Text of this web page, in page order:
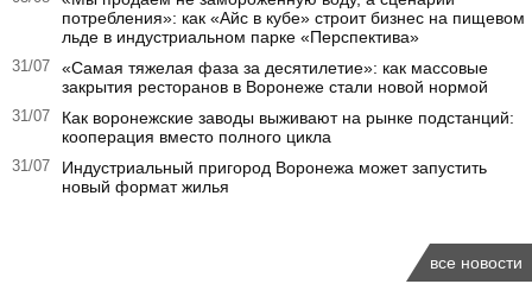
потребления»: как «Айс в кубе» строит бизнес на пищевом
льде в индустриальном парке «Перспектива»
31/07
«Самая тяжелая фаза за десятилетие»: как массовые
закрытия ресторанов в Воронеже стали новой нормой
31/07
Как воронежские заводы выживают на рынке подстанций:
кооперация вместо полного цикла
31/07
Индустриальный пригород Воронежа может запустить
новый формат жилья
все новости